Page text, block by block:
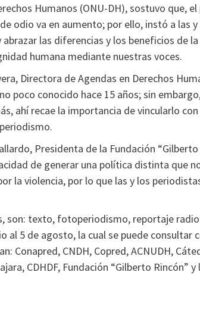
Humanos (ONU-DH), sostuvo que,
odio va en aumento; por ello, instó a las
las diferencias y los beneficios de
humana mediante nuestras voces.
Directora de Agendas en Derechos
poco conocido hace 15 años; sin
ahí recae la importancia de vincularlo
Presidenta de la Fundación
de generar una política distinta que
la violencia, por lo que las y los
son: texto, fotoperiodismo, reportaje
al 5 de agosto, la cual se puede consultar
Conapred, CNDH, Copred, ACNUDH,
CDHDF, Fundación “Gilberto Rincón”